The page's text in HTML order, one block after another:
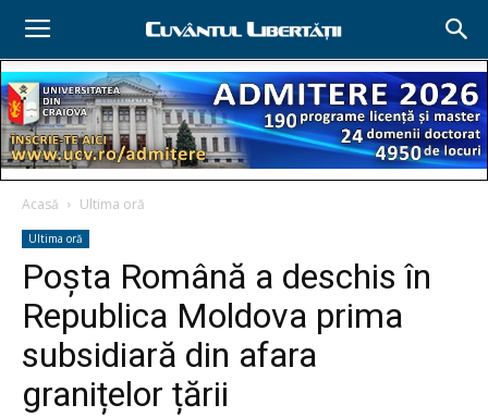
Acasă Ultima oră
Ultima oră
Poșta Română a deschis în
Republica Moldova prima
subsidiară din afara
granițelor țării